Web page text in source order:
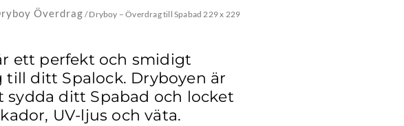
Överdrag/ Dryboy – Överdrag till Spabad 229 x 229
ett perfekt och smidigt
till ditt Spalock. Dryboyen är
sydda ditt Spabad och locket
UV-ljus och väta.